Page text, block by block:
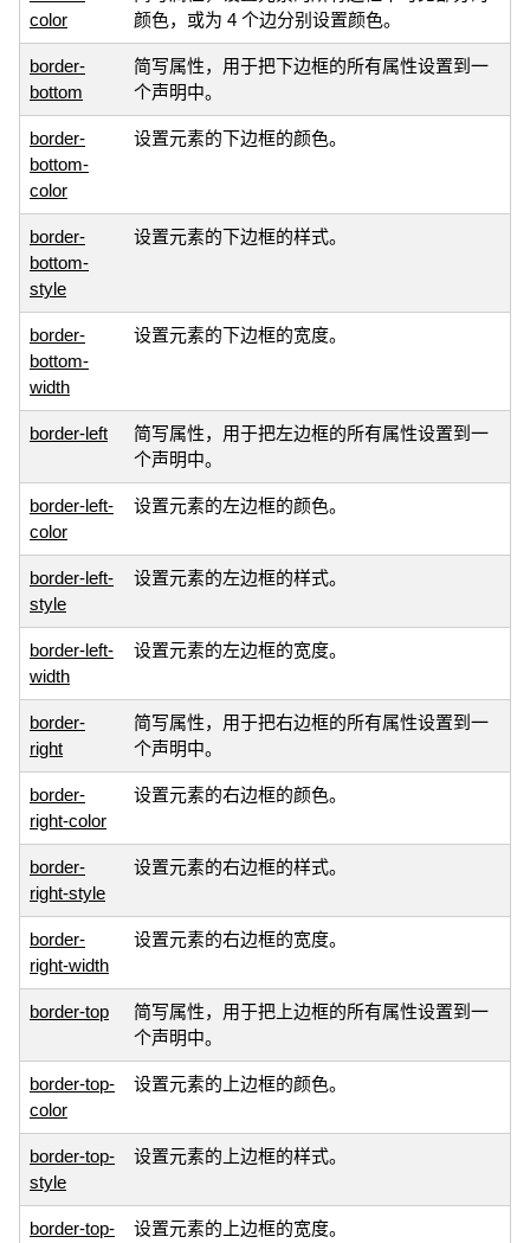
color
颜色，或为 4 个边分别设置颜色。
border-
bottom
简写属性，用于把下边框的所有属性设置到一
个声明中。
border-
bottom-
color
设置元素的下边框的颜色。
border-
bottom-
style
设置元素的下边框的样式。
border-
bottom-
width
设置元素的下边框的宽度。
border-left
简写属性，用于把左边框的所有属性设置到一
个声明中。
border-left-
color
设置元素的左边框的颜色。
border-left-
style
设置元素的左边框的样式。
border-left-
width
设置元素的左边框的宽度。
border-
right
简写属性，用于把右边框的所有属性设置到一
个声明中。
border-
right-color
设置元素的右边框的颜色。
border-
right-style
设置元素的右边框的样式。
border-
right-width
设置元素的右边框的宽度。
border-top
简写属性，用于把上边框的所有属性设置到一
个声明中。
border-top-
color
设置元素的上边框的颜色。
border-top-
style
设置元素的上边框的样式。
border-top-
设置元素的上边框的宽度。